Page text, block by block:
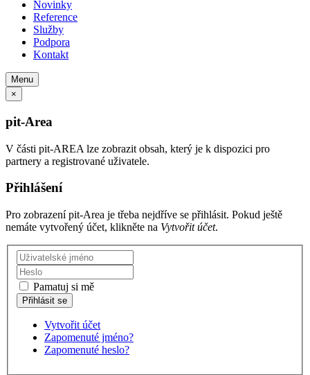
Novinky
Reference
Služby
Podpora
Kontakt
Menu
×
pit-Area
V části pit-AREA lze zobrazit obsah, který je k dispozici pro
partnery a registrované uživatele.
Přihlášení
Pro zobrazení pit-Area je třeba nejdříve se přihlásit. Pokud ještě
nemáte vytvořený účet, klikněte na Vytvořit účet.
Pamatuj si mě
Vytvořit účet
Zapomenuté jméno?
Zapomenuté heslo?